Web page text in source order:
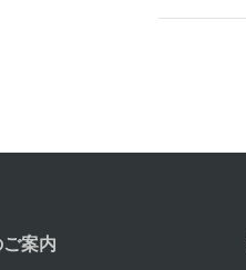
案内